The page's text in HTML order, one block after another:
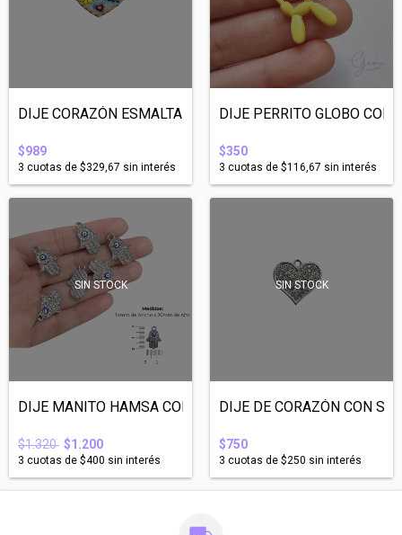
DIJE CORAZÓN ESMALTADO OJITO FELIZ - 1U
$989
3 cuotas de $329,67 sin interés
DIJE PERRITO GLOBO
$350
3 cuotas de $116,67 sin interés
SIN STOCK
DIJE MANITO HAMSA CON CON OJITO STRASS -...
$1.320 $1.200
3 cuotas de $400 sin interés
SIN STOCK
DIJE DE CORAZÓN CON
$750
3 cuotas de $250 sin interés